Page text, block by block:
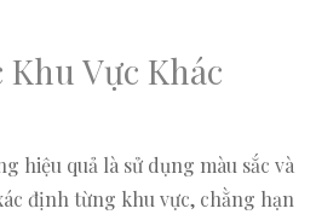
Khu Vực Khác
hiệu quả là sử dụng màu sắc và
định từng khu vực, chằng hạn